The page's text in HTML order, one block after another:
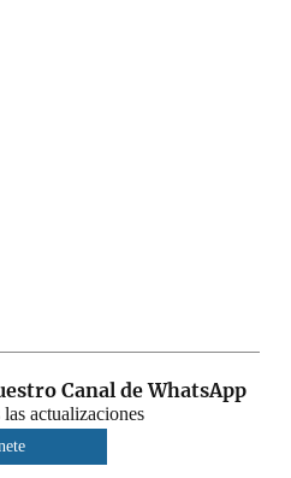
Canal de WhatsApp
actualizaciones